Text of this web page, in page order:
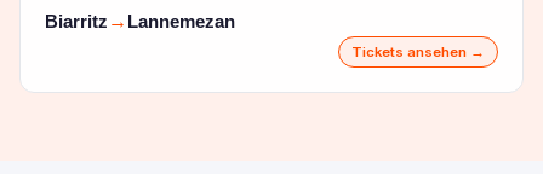
Biarritz → Lannemezan
Tickets ansehen →